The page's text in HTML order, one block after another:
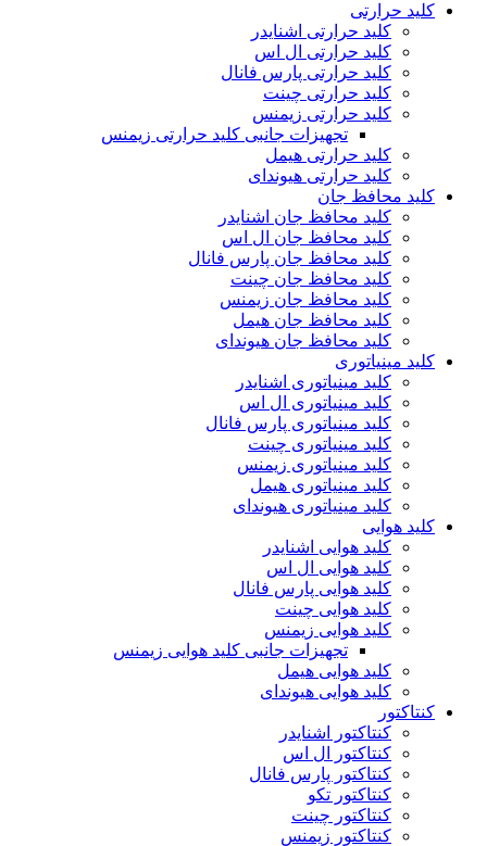
کلید حرارتی
کلید حرارتی اشنایدر
کلید حرارتی ال اس
کلید حرارتی پارس فانال
کلید حرارتی چینت
کلید حرارتی زیمنس
تجهیزات جانبی کلید حرارتی زیمنس
کلید حرارتی هیمل
کلید حرارتی هیوندای
کلید محافظ جان
کلید محافظ جان اشنایدر
کلید محافظ جان ال اس
کلید محافظ جان پارس فانال
کلید محافظ جان چینت
کلید محافظ جان زیمنس
کلید محافظ جان هیمل
کلید محافظ جان هیوندای
کلید مینیاتوری
کلید مینیاتوری اشنایدر
کلید مینیاتوری ال اس
کلید مینیاتوری پارس فانال
کلید مینیاتوری چینت
کلید مینیاتوری زیمنس
کلید مینیاتوری هیمل
کلید مینیاتوری هیوندای
کلید هوایی
کلید هوایی اشنایدر
کلید هوایی ال اس
کلید هوایی پارس فانال
کلید هوایی چینت
کلید هوایی زیمنس
تجهیزات جانبی کلید هوایی زیمنس
کلید هوایی هیمل
کلید هوایی هیوندای
کنتاکتور
کنتاکتور اشنایدر
کنتاکتور ال اس
کنتاکتور پارس فانال
کنتاکتور تکو
کنتاکتور چینت
کنتاکتور زیمنس